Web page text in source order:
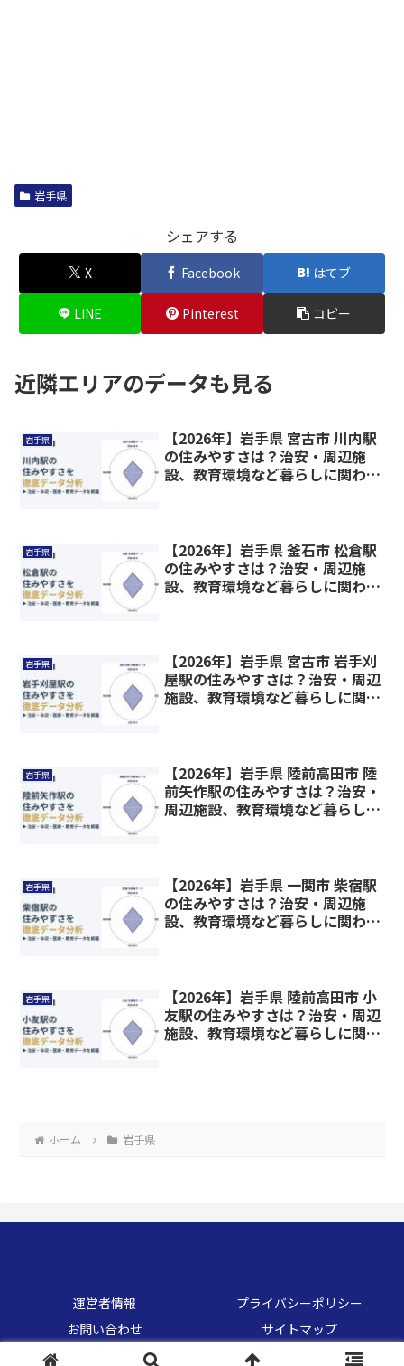
岩手県
シェアする
X Facebook はてブ
LINE Pinterest コピー
近隣エリアのデータも見る
岩手県
【2026年】岩手県 宮古市 川内駅
の住みやすさは？治安・周辺施
設、教育環境など暮らしに関わる
岩手県
【2026年】岩手県 釜石市 松倉駅
の住みやすさは？治安・周辺施
設、教育環境など暮らしに関わる
岩手県
【2026年】岩手県 宮古市 岩手刈
屋駅の住みやすさは？治安・周辺
施設、教育環境など暮らしに関わ
岩手県
【2026年】岩手県 陸前高田市 陸
前矢作駅の住みやすさは？治安・
周辺施設、教育環境など暮らしに
岩手県
【2026年】岩手県 一関市 柴宿駅
の住みやすさは？治安・周辺施
設、教育環境など暮らしに関わる
岩手県
【2026年】岩手県 陸前高田市 小
友駅の住みやすさは？治安・周辺
施設、教育環境など暮らしに関わ
ホーム 岩手県
運営者情報
プライバシーポリシー
お問い合わせ
サイトマップ
© 2026 くらしのデータベース.